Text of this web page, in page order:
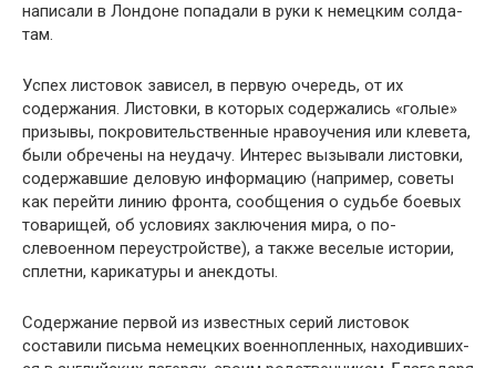
написали в Лондоне попадали в руки к немецким солда­
там.
Успех листовок зависел, в первую очередь, от их
содержания. Листовки, в которых содержались «голые»
призывы, покровительственные нравоучения или клеве­та,
были обречены на неудачу. Интерес вызывали лис­товки,
содержавшие деловую информацию (например, советы
как перейти линию фронта, сообщения о судьбе боевых
товарищей, об условиях заключения мира, о по­
слевоенном переустройстве), а также веселые истории,
сплетни, карикатуры и анекдоты.
Содержание первой из известных серий листовок
составили письма немецких военнопленных, находивших­